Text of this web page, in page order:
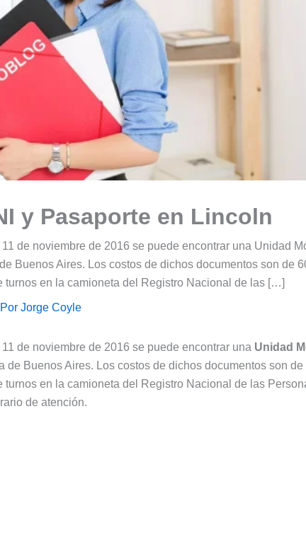
y Pasaporte en Lincoln
de noviembre de 2016 se puede encontrar una Unidad
Buenos Aires. Los costos de dichos documentos son de
turnos en la camioneta del Registro Nacional de las […]
Jorge Coyle
de noviembre de 2016 se puede encontrar una Unidad
de Buenos Aires. Los costos de dichos documentos son de
turnos en la camioneta del Registro Nacional de las
de atención.